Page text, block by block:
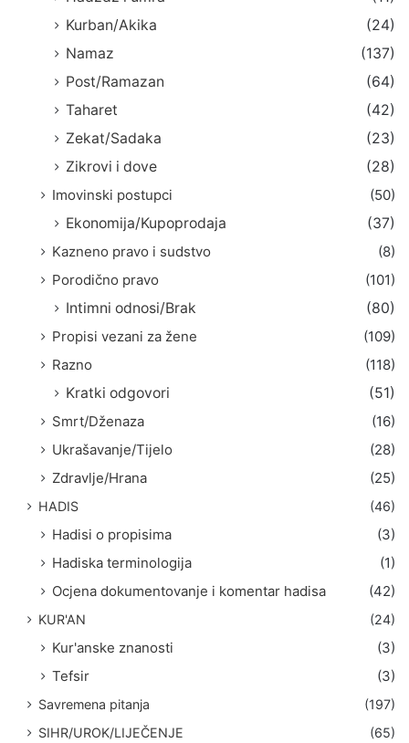
Kurban/Akika
(24)
Namaz
(137)
Post/Ramazan
(64)
Taharet
(42)
Zekat/Sadaka
(23)
Zikrovi i dove
(28)
Imovinski postupci
(50)
Ekonomija/Kupoprodaja
(37)
Kazneno pravo i sudstvo
(8)
Porodično pravo
(101)
Intimni odnosi/Brak
(80)
Propisi vezani za žene
(109)
Razno
(118)
Kratki odgovori
(51)
Smrt/Dženaza
(16)
Ukrašavanje/Tijelo
(28)
Zdravlje/Hrana
(25)
HADIS (46)
Hadisi o propisima
(3)
Hadiska terminologija
(1)
Ocjena dokumentovanje i komentar hadisa
(42)
KUR'AN (24)
Kur'anske znanosti
(3)
Tefsir
(3)
Savremena pitanja
(197)
SIHR/UROK/LIJEČENJE
(65)